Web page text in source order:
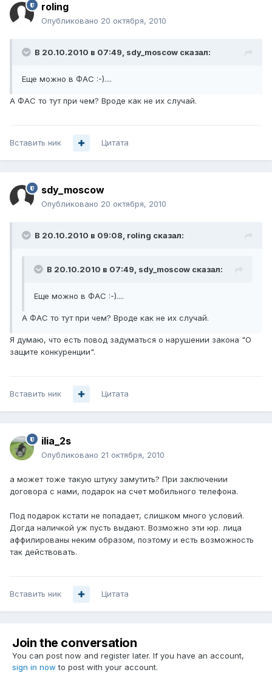
roling
Опубликовано 20 октября, 2010
В 20.10.2010 в 07:49, sdy_moscow сказал:
Еще можно в ФАС :-)....
А ФАС то тут при чем? Вроде как не их случай.
Вставить ник Цитата
sdy_moscow
Опубликовано 20 октября, 2010
В 20.10.2010 в 09:08, roling сказал:
В 20.10.2010 в 07:49, sdy_moscow сказал:
Еще можно в ФАС :-)....
А ФАС то тут при чем? Вроде как не их случай.
Я думаю, что есть повод задуматься о нарушении закона "О
защите конкуренции".
Вставить ник Цитата
ilia_2s
Опубликовано 21 октября, 2010
а может тоже такую штуку замутить? При заключении
договора с нами, подарок на счет мобильного телефона.
Под подарок кстати не попадает, слишком много условий.
Догда наличкой уж пусть выдают. Возможно эти юр. лица
аффилированы неким образом, поэтому и есть возможность
так действовать.
Вставить ник Цитата
Join the conversation
You can post now and register later. If you have an account,
sign in now to post with your account.